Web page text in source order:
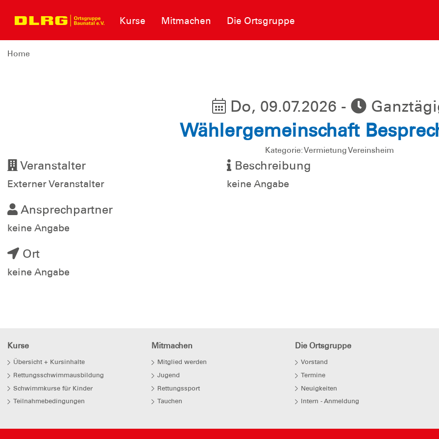
Kurse Mitmachen Die Ortsgruppe
Home
Do, 09.07.2026 -
Wählergemeinschaft
Kategorie: Vermietung Vereinsheim
Veranstalter
Externer Veranstalter
Ansprechpartner
keine Angabe
Beschreibung
keine Angabe
Ort
keine Angabe
Kurse
Übersicht + Kursinhalte
Rettungsschwimmausbildung
Schwimmkurse für Kinder
Teilnahmebedingungen
Mitmachen
Mitglied werden
Jugend
Rettungssport
Tauchen
Die Ortsgruppe
Vorstand
Termine
Neuigkeiten
Intern - Anmeldung